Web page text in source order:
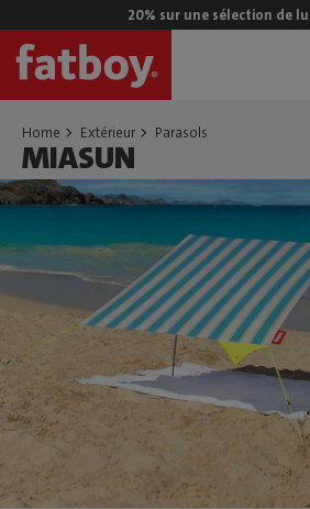
20% sur une sélection de
Home Extérieur Parasols
MIASUN